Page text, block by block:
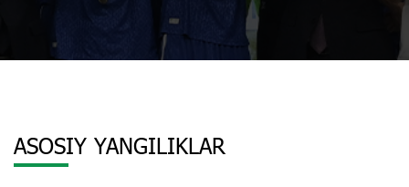
ASOSIY YANGILIKLAR